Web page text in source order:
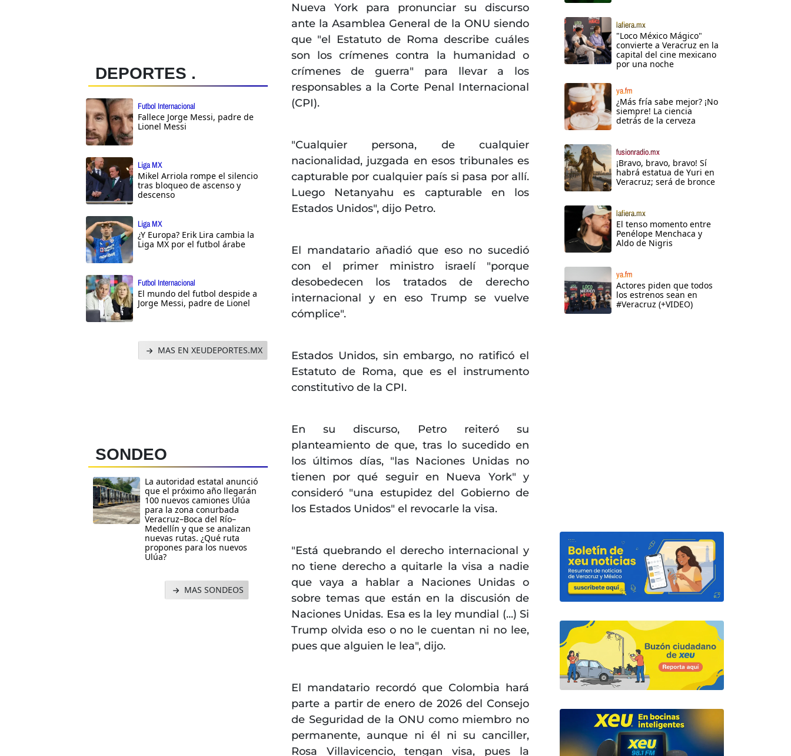
DEPORTES .
Futbol Internacional
Fallece Jorge Messi, padre de
Lionel Messi
Liga MX
Mikel Arriola rompe el silencio
tras bloqueo de ascenso y
descenso
Liga MX
¿Y Europa? Erik Lira cambia la
Liga MX por el futbol árabe
Futbol Internacional
El mundo del futbol despide a
Jorge Messi, padre de Lionel
MAS EN XEUDEPORTES.MX
SONDEO
La autoridad estatal anunció
que el próximo año llegarán
100 nuevos camiones Ulúa
para la zona conurbada
Veracruz–Boca del Río–
Medellín y que se analizan
nuevas rutas. ¿Qué ruta
propones para los nuevos
Ulúa?
MAS SONDEOS
Nueva York para pronunciar su discurso
ante la Asamblea General de la ONU siendo
que "el Estatuto de Roma describe cuáles
son los crímenes contra la humanidad o
crímenes de guerra" para llevar a los
responsables a la Corte Penal Internacional
(CPI).
"Cualquier persona, de cualquier
nacionalidad, juzgada en esos tribunales es
capturable por cualquier país si pasa por allí.
Luego Netanyahu es capturable en los
Estados Unidos", dijo Petro.
El mandatario añadió que eso no sucedió
con el primer ministro israelí "porque
desobedecen los tratados de derecho
internacional y en eso Trump se vuelve
cómplice".
Estados Unidos, sin embargo, no ratificó el
Estatuto de Roma, que es el instrumento
constitutivo de la CPI.
En su discurso, Petro reiteró su
planteamiento de que, tras lo sucedido en
los últimos días, "las Naciones Unidas no
tienen por qué seguir en Nueva York" y
consideró "una estupidez del Gobierno de
los Estados Unidos" el revocarle la visa.
"Está quebrando el derecho internacional y
no tiene derecho a quitarle la visa a nadie
que vaya a hablar a Naciones Unidas o
sobre temas que están en la discusión de
Naciones Unidas. Esa es la ley mundial (...) Si
Trump olvida eso o no le cuentan ni no lee,
pues que alguien le lea", dijo.
El mandatario recordó que Colombia hará
parte a partir de enero de 2026 del Consejo
de Seguridad de la ONU como miembro no
permanente, aunque ni él ni su canciller,
Rosa Villavicencio, tengan visa, pues la
lafiera.mx
"Loco México Mágico"
convierte a Veracruz en la
capital del cine mexicano
por una noche
ya.fm
¿Más fría sabe mejor? ¡No
siempre! La ciencia
detrás de la cerveza
fusionradio.mx
¡Bravo, bravo, bravo! Sí
habrá estatua de Yuri en
Veracruz; será de bronce
lafiera.mx
El tenso momento entre
Penélope Menchaca y
Aldo de Nigris
ya.fm
Actores piden que todos
los estrenos sean en
#Veracruz (+VIDEO)